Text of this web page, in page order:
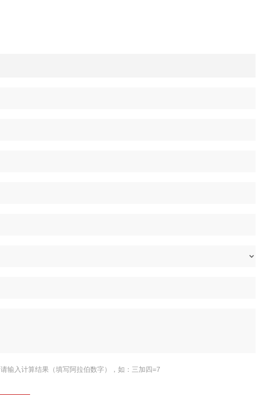
请输入计算结果（填写阿拉伯数字），如：三加四=7